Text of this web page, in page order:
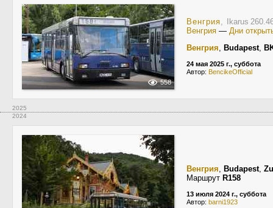
558
Венгрия, Ikarus
Венгрия — Дни
Венгрия, Budapest,
24 мая 2025 г., суббота
Автор: BencikeOfficial
2025
2024
Венгрия, Budapest,
Маршрут R158
13 июля 2024 г., суббота
Автор: barni1923